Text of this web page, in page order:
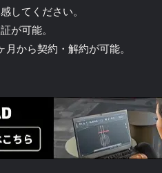
してください。
が可能。
から契約・解約が可能。